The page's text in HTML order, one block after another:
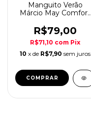
Manguito Verão
Márcio May Comfort
R$79,00
R$71,10 com Pix
10 x de R$7,90 sem juros
COMPRAR